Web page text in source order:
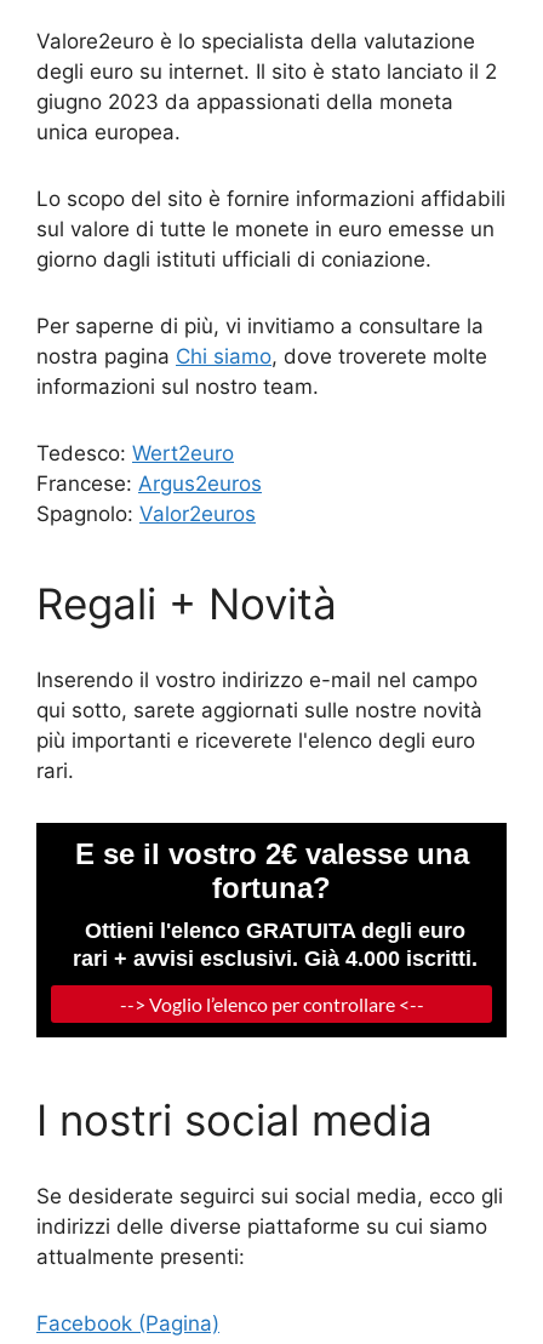
Valore2euro è lo specialista della valutazione
degli euro su internet. Il sito è stato lanciato il 2
giugno 2023 da appassionati della moneta
unica europea.
Lo scopo del sito è fornire informazioni affidabili
sul valore di tutte le monete in euro emesse un
giorno dagli istituti ufficiali di coniazione.
Per saperne di più, vi invitiamo a consultare la
nostra pagina Chi siamo, dove troverete molte
informazioni sul nostro team.
Tedesco: Wert2euro
Francese: Argus2euros
Spagnolo: Valor2euros
Regali + Novità
Inserendo il vostro indirizzo e-mail nel campo
qui sotto, sarete aggiornati sulle nostre novità
più importanti e riceverete l'elenco degli euro
rari.
I nostri social media
Se desiderate seguirci sui social media, ecco gli
indirizzi delle diverse piattaforme su cui siamo
attualmente presenti:
Facebook (Pagina)